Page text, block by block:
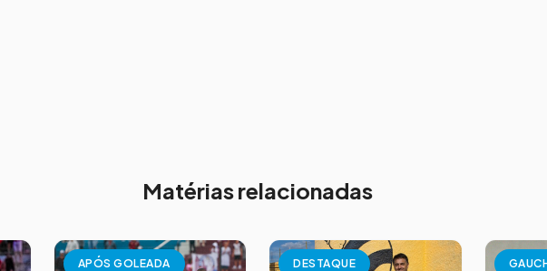
Matérias relacionadas
APÓS GOLEADA DESTAQUE